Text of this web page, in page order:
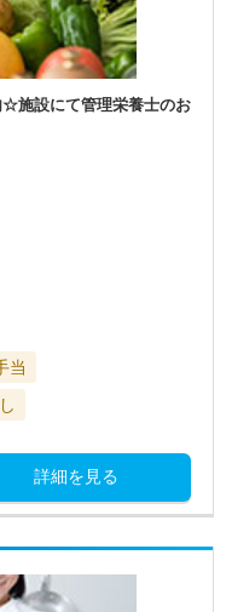
☆施設にて管理栄養士のお
当
詳細を見る